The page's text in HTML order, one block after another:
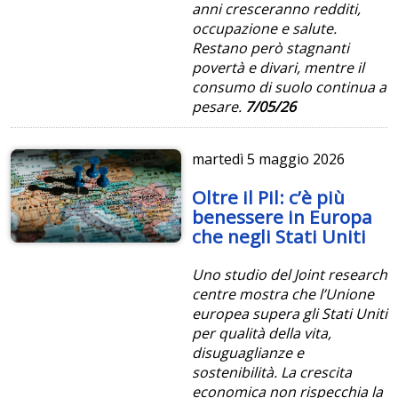
anni cresceranno redditi,
occupazione e salute.
Restano però stagnanti
povertà e divari, mentre il
consumo di suolo continua a
pesare. 7/05/26
martedì5 maggio 2026
Oltre il Pil: c’è più
benessere in Europa
che negli Stati Uniti
Uno studio del Joint research
centre mostra che l’Unione
europea supera gli Stati Uniti
per qualità della vita,
disuguaglianze e
sostenibilità. La crescita
economica non rispecchia la